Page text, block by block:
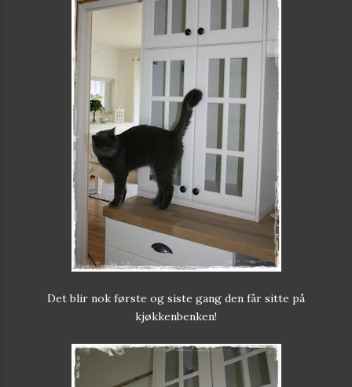
Det blir nok første og siste gang den får sitte på
kjøkkenbenken!